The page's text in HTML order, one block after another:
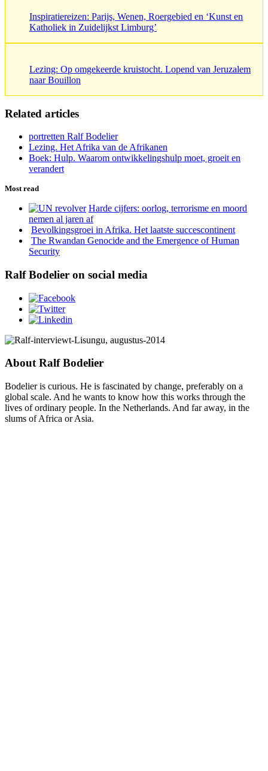
Inspiratiereizen: Parijs, Wenen, Roergebied en ‘Kunst en
Katholiek in Zuidelijkst Limburg’
Lezing: Op omgekeerde kruistocht. Lopend van Jeruzalem
naar Bouillon
Related articles
portretten Ralf Bodelier
Lezing. Het Afrika van de Afrikanen
Boek: Hulp. Waarom ontwikkelingshulp moet, groeit en
verandert
Most read
Harde cijfers: oorlog, terrorisme en moord
nemen al jaren af
Bevolkingsgroei in Afrika. Het laatste succescontinent
The Rwandan Genocide and the Emergence of Human
Security
Ralf Bodelier on social media
About Ralf Bodelier
Bodelier is curious. He is fascinated by change, preferably on a
global scale. And he wants to know how this works through the
lives of ordinary people. In the Netherlands. And far away, in the
slums of Africa or Asia.